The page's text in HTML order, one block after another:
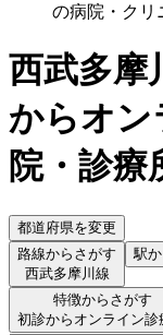
の病院・クリ
西武多摩
からオン
院・診療
都道府県を変更
路線からさがす
西武多摩川線
駅
特徴からさがす
初診からオンライン診